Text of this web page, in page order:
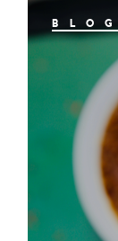
BLOG